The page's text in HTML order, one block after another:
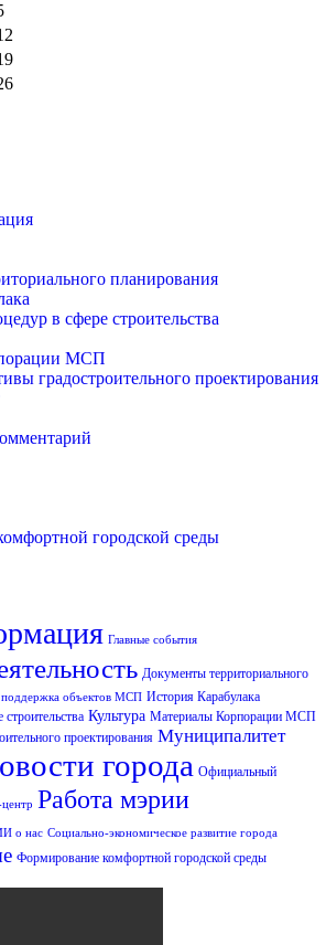
планирования
в сфере строительства
МСП
градостроительного проектирования
городской среды
Главные события
Документы территориального
объектов МСП История Карабулака
Культура Материалы Корпорации МСП
проектирования Муниципалитет
города Официальный
Работа мэрии
о нас Социально-экономическое развитие города
Формирование комфортной городской среды